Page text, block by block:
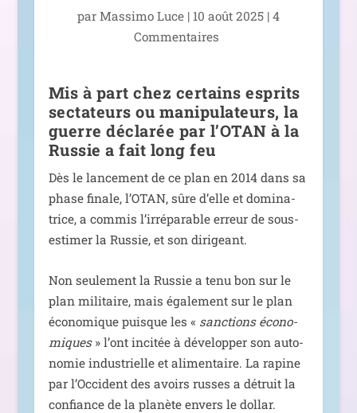
par Massimo Luce| 10 août 2025| 4
Commentaires
Mis à part chez certains esprits
sectateurs ou manipulateurs, la
guerre déclarée par l’OTAN à la
Russie a fait long feu
Dès le lan­ce­ment de ce plan en 2014 dans sa
phase finale, l’OTAN, sûre d’elle et domi­na­
trice, a com­mis l’ir­ré­pa­rable erreur de sous-
esti­mer la Russie, et son dirigeant.
Non seule­ment la Russie a tenu bon sur le
plan mili­taire, mais éga­le­ment sur le plan
éco­no­mique puisque les « sanc­tions éco­no­
miques» l’ont inci­tée à déve­lop­per son auto­
no­mie indus­trielle et ali­men­taire. La rapine
par l’Occident des avoirs russes a détruit la
confiance de la pla­nète envers le dollar.